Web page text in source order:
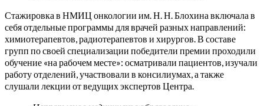
Стажировка в НМИЦ онкологии им. Н. Н. Блохина включала в
себя отдельные программы для врачей разных направлений:
химиотерапевтов, радиотерапевтов и хирургов. В составе
групп по своей специализации победители премии проходили
обучение «на рабочем месте»: осматривали пациентов, изучали
работу отделений, участвовали в консилиумах, а также
слушали лекции от ведущих экспертов Центра.